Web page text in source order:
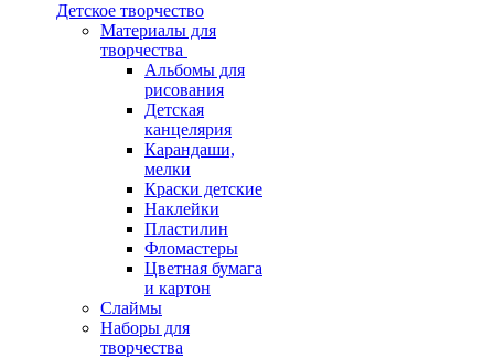
Детское творчество
Материалы для
творчества
Альбомы для
рисования
Детская
канцелярия
Карандаши,
мелки
Краски детские
Наклейки
Пластилин
Фломастеры
Цветная бумага
и картон
Слаймы
Наборы для
творчества